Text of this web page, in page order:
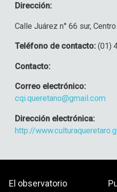
Dirección:
Calle Juárez n° 66 sur,
Teléfono de contacto: (01)
Contacto:
Correo electrónico:
cqi.queretano@gmail.com
Dirección electrónica:
http://
El observatorio